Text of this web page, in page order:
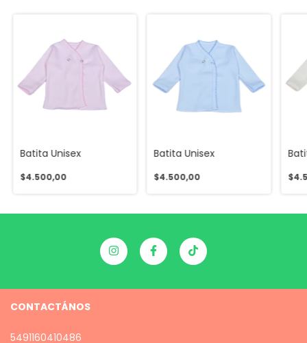
Batita Unisex
$4.500,00
Batita Unisex
$4.500,00
CONTACTÁNOS
5491160410486